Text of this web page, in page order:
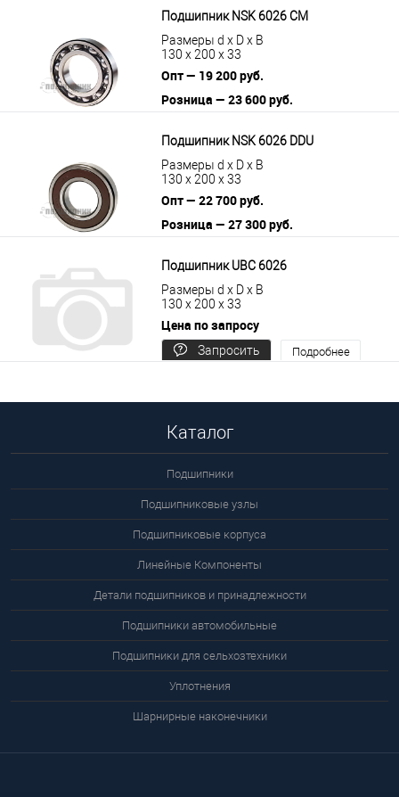
Подшипник NSK 6026 CM
Размеры d x D x B
130 x 200 x 33
Опт — 19 200 руб.
Розница — 23 600 руб.
Подшипник NSK 6026 DDU
Размеры d x D x B
130 x 200 x 33
Опт — 22 700 руб.
Розница — 27 300 руб.
Подшипник UBC 6026
Размеры d x D x B
130 x 200 x 33
Цена по запросу
Запросить
Подробнее
Каталог
Подшипники
Подшипниковые узлы
Подшипниковые корпуса
Линейные Компоненты
Детали подшипников и принадлежности
Подшипники автомобильные
Подшипники для сельхозтехники
Уплотнения
Шарнирные наконечники